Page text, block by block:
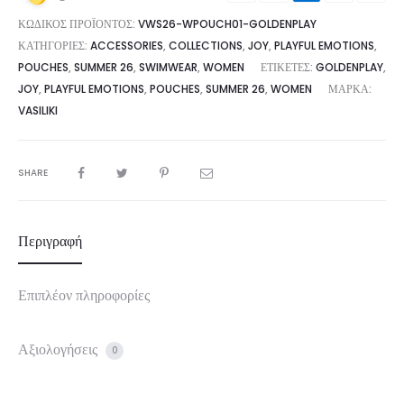
ΚΩΔΙΚΌΣ ΠΡΟΪΌΝΤΟΣ: VWS26-WPOUCH01-GOLDENPLAY
ΚΑΤΗΓΟΡΊΕΣ: ACCESSORIES, COLLECTIONS, JOY, PLAYFUL EMOTIONS,
POUCHES, SUMMER 26, SWIMWEAR, WOMEN ΕΤΙΚΈΤΕΣ: GOLDENPLAY,
JOY, PLAYFUL EMOTIONS, POUCHES, SUMMER 26, WOMEN
ΜΆΡΚΑ:
VASILIKI
SHARE
Περιγραφή
Επιπλέον πληροφορίες
Αξιολογήσεις 0